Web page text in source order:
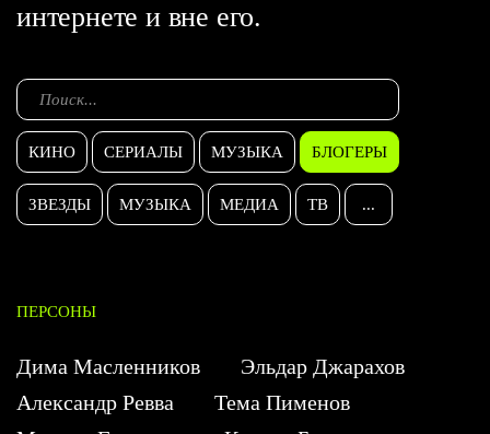
интернете и вне его.
КИНО СЕРИАЛЫ МУЗЫКА БЛОГЕРЫ
ЗВЕЗДЫ МУЗЫКА МЕДИА ТВ ...
ПЕРСОНЫ
Дима Масленников
Эльдар Джарахов
Александр Ревва
Тема Пименов